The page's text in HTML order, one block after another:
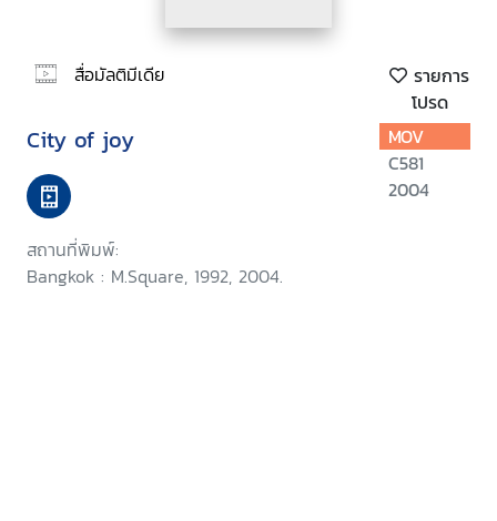
สื่อมัลติมีเดีย
รายการ
โปรด
City of joy
สถานที่พิมพ์:
Bangkok : M.Square, 1992, 2004.
MOV
C581
2004